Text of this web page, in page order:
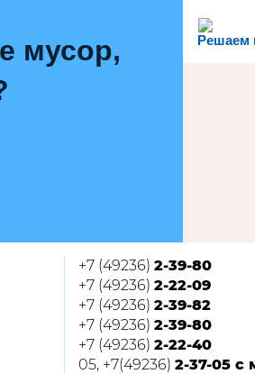
Решаем
мусор,
+7 (49236) 2-39-80
+7 (49236) 2-22-09
+7 (49236) 2-39-82
+7 (49236) 2-39-80
+7 (49236) 2-22-40
05, +7(49236) 2-37-05 с